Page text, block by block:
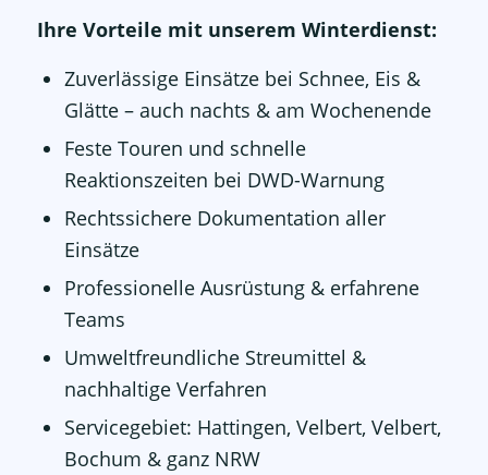
Ihre Vorteile mit unserem Winterdienst:
Zuverlässige Einsätze bei Schnee, Eis &
Glätte – auch nachts & am Wochenende
Feste Touren und schnelle
Reaktionszeiten bei DWD-Warnung
Rechtssichere Dokumentation aller
Einsätze
Professionelle Ausrüstung & erfahrene
Teams
Umweltfreundliche Streumittel &
nachhaltige Verfahren
Servicegebiet: Hattingen, Velbert, Velbert,
Bochum & ganz NRW